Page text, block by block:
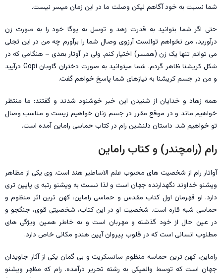
شما نسبت به خود آگاهم ليكن وصلت ما در این زمان میسر نیست.
حتی اگر شما بتوانید به قدرت زهد و توسل به یوگا خود را به صورت زن
درآورید، من نخواهم توانست آرزوی وصال شما را برآورم چه من در این تجلی
می توانم تنها یک زن (همسر) اختیار کنم. ولی در آوتار بعدی – هنگامی که در
شکل کریشنا ظاهر گردم. شما میتوانید به صورت دختران گاوبان Gopi درآیید
و من در جسم کریشنا به نیازهای شما پاسخ خواهم گفت.
همه زهاد و خدایان از شنیدن این خبر خوشنود شدند و گفتند: ما منتظر
خواهیم ماند و در موقع مقرر در جسم زنان خواهیم زیست و مناسب وصال
تو خواهیم شد. داستان دلنشین رام در کتاب حماسی راماین آمده است.
رام (رامچندر) و کتاب راماین
آواتار رام از شخصیت های محبوب علم الاساطير هند است. وی یکی از مظاهر
ویشنو خداوند نگهدارنده جهان است و لذا نسبت به ویشنو رتبه ی پایین تری
دارد. او قهرمان اول کتاب مقدس و حماسی راماین، کهن ترین اثر منظوم و
حماسی شبه قاره است. شخصیت او در این کتاب، شخصیتی قوی، جنگجو و
در عین حال از خود گذشته و مهربان است و به خاطر همین ویژگی های
مطلوب انسانی است که در قلوب پیروان آیین هندو مکانی خاص دارد.
راماین، کهن ترین حماسه منظوم سانسکریت و بی گمان یکی از آثار جاویدان
جهان است که توسط والمیکی به رشته تحریر درآمده. رام که مظهر ويشنو